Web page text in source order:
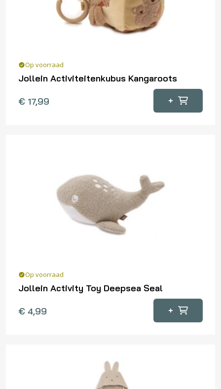
Op voorraad
Jollein Activiteitenkubus Kangaroots
€ 17,99 +
Op voorraad
Jollein Activity Toy Deepsea Seal
€ 4,99 +